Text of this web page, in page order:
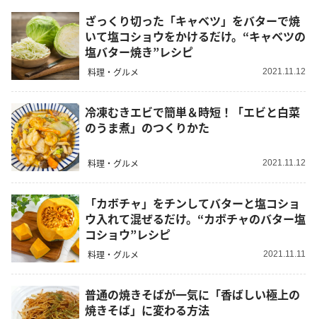
ざっくり切った「キャベツ」をバターで焼
いて塩コショウをかけるだけ。“キャベツの
塩バター焼き”レシピ
料理・グルメ 2021.11.12
冷凍むきエビで簡単＆時短！「エビと白菜
のうま煮」のつくりかた
料理・グルメ 2021.11.12
「カボチャ」をチンしてバターと塩コショ
ウ入れて混ぜるだけ。“カボチャのバター塩
コショウ”レシピ
料理・グルメ 2021.11.11
普通の焼きそばが一気に「香ばしい極上の
焼きそば」に変わる方法